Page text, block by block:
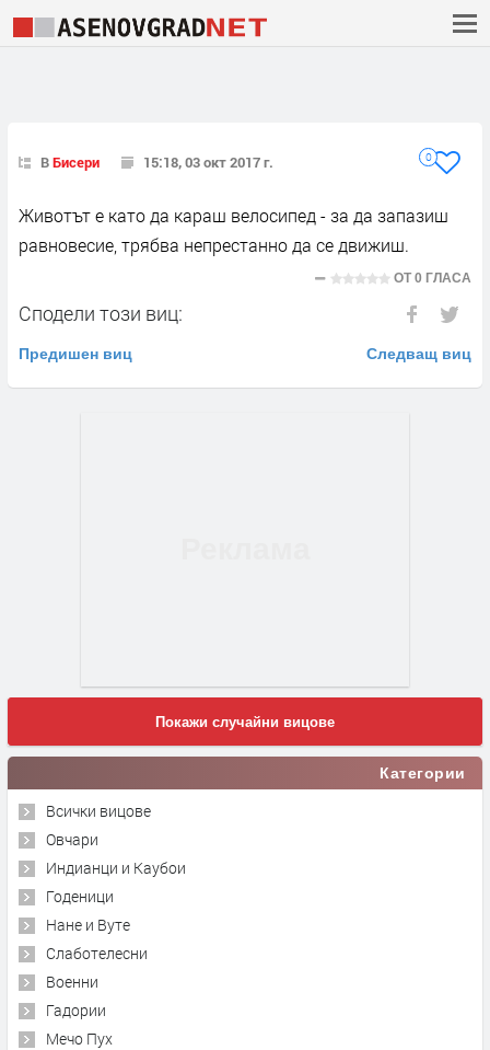
ВБисери 15:18, 03 окт 2017 г. 0
Животът е като да караш велосипед - за да запазиш
равновесие, трябва непрестанно да се движиш.
ОТ0 ГЛАСА
Сподели този виц:
Предишен виц Следващ виц
Покажи случайни вицове
Категории
Всички вицове
Овчари
Индианци и Каубои
Годеници
Нане и Вуте
Слаботелесни
Военни
Гадории
Мечо Пух